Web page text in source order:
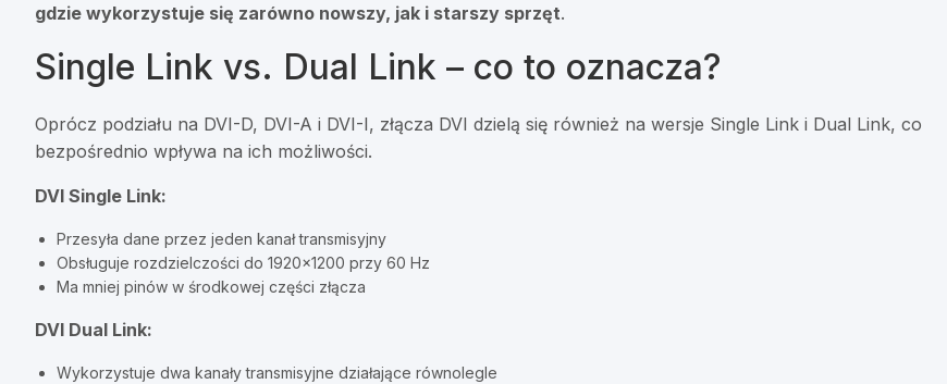
gdzie wykorzystuje się zarówno nowszy, jak i starszy sprzęt.
Single Link vs. Dual Link – co to oznacza?
Oprócz podziału na DVI-D, DVI-A i DVI-I, złącza DVI dzielą się również na wersje Single Link i Dual Link, co
bezpośrednio wpływa na ich możliwości.
DVI Single Link:
Przesyła dane przez jeden kanał transmisyjny
Obsługuje rozdzielczości do 1920×1200 przy 60 Hz
Ma mniej pinów w środkowej części złącza
DVI Dual Link:
Wykorzystuje dwa kanały transmisyjne działające równolegle